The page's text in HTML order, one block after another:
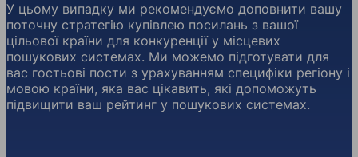
У цьому випадку ми рекомендуємо доповнити вашу
поточну стратегію купівлею посилань з вашої
цільової країни для конкуренції у місцевих
пошукових системах. Ми можемо підготувати для
вас гостьові пости з урахуванням специфіки регіону і
мовою країни, яка вас цікавить, які допоможуть
підвищити ваш рейтинг у пошукових системах.